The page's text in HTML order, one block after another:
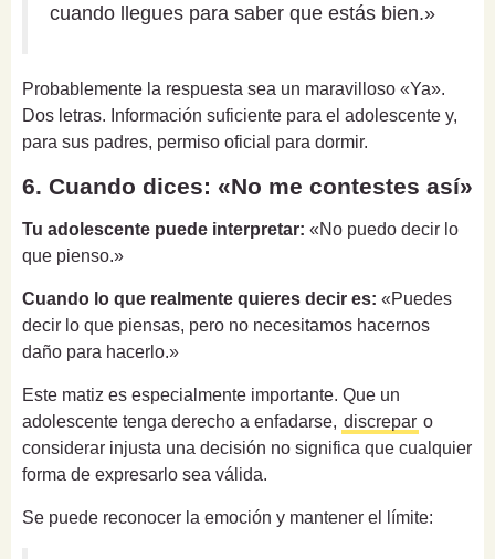
cuando llegues para saber que estás bien.»
Probablemente la respuesta sea un maravilloso «Ya».
Dos letras. Información suficiente para el adolescente y,
para sus padres, permiso oficial para dormir.
6. Cuando dices: «No me contestes así»
Tu adolescente puede interpretar: «No puedo decir lo
que pienso.»
Cuando lo que realmente quieres decir es: «Puedes
decir lo que piensas, pero no necesitamos hacernos
daño para hacerlo.»
Este matiz es especialmente importante. Que un
adolescente tenga derecho a enfadarse, discrepar o
considerar injusta una decisión no significa que cualquier
forma de expresarlo sea válida.
Se puede reconocer la emoción y mantener el límite: